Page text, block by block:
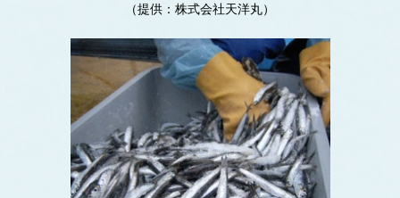
（提供：株式会社天洋丸）